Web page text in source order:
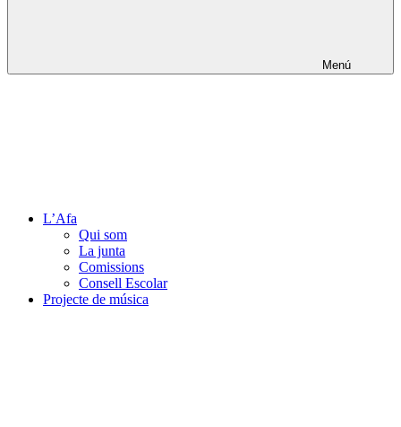
Menú
L’Afa
Qui som
La junta
Comissions
Consell Escolar
Projecte de música